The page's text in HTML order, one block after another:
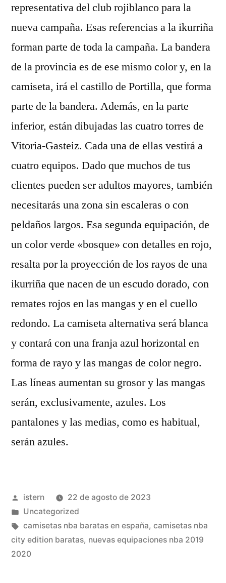
representativa del club rojiblanco para la
nueva campaña. Esas referencias a la ikurriña
forman parte de toda la campaña. La bandera
de la provincia es de ese mismo color y, en la
camiseta, irá el castillo de Portilla, que forma
parte de la bandera. Además, en la parte
inferior, están dibujadas las cuatro torres de
Vitoria-Gasteiz. Cada una de ellas vestirá a
cuatro equipos. Dado que muchos de tus
clientes pueden ser adultos mayores, también
necesitarás una zona sin escaleras o con
peldaños largos. Esa segunda equipación, de
un color verde «bosque» con detalles en rojo,
resalta por la proyección de los rayos de una
ikurriña que nacen de un escudo dorado, con
remates rojos en las mangas y en el cuello
redondo. La camiseta alternativa será blanca
y contará con una franja azul horizontal en
forma de rayo y las mangas de color negro.
Las líneas aumentan su grosor y las mangas
serán, exclusivamente, azules. Los
pantalones y las medias, como es habitual,
serán azules.
Publicado
por
istern
22 de agosto de 2023
Publicado
en
Uncategorized
Etiquetas:
camisetas nba baratas en españa, camisetas nba
city edition baratas, nuevas equipaciones nba 2019
2020